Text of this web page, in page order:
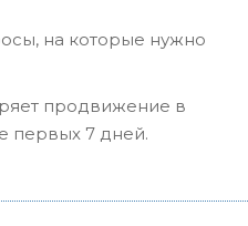
на которые нужно
продвижение в
первых 7 дней.